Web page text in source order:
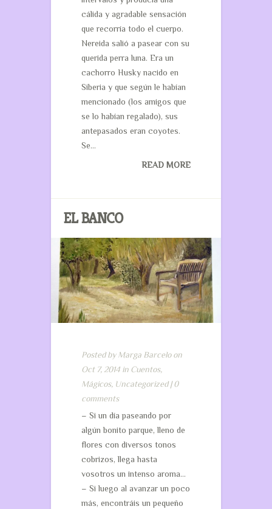
cálida y agradable sensación
que recorría todo el cuerpo.
Nereida salió a pasear con su
querida perra luna. Era un
cachorro Husky nacido en
Siberia y que según le habían
mencionado (los amigos que
se lo habían regalado), sus
antepasados eran coyotes.
Se...
READ MORE
EL BANCO
Posted byMarga Barceloon
Oct 7, 2014 in Cuentos,
Mágicos, Uncategorized|0
comments
– Si un día paseando por
algún bonito parque, lleno de
flores con diversos tonos
cobrizos, llega hasta
vosotros un intenso aroma…
– Si luego al avanzar un poco
más, encontráis un pequeño